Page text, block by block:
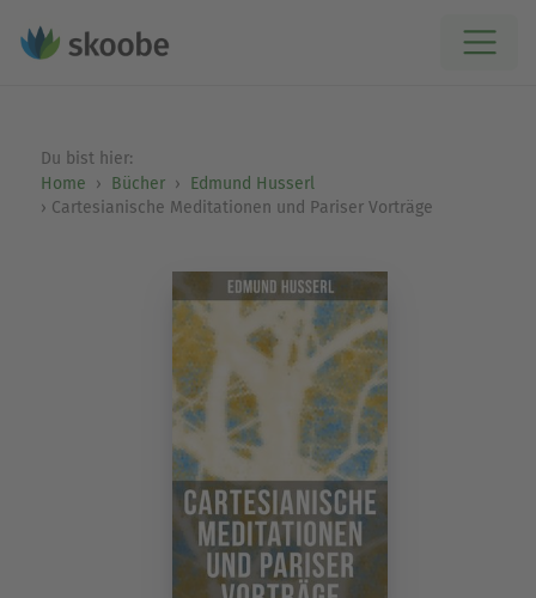
Du bist hier:
Home
Bücher
Edmund Husserl
Cartesianische Meditationen und Pariser Vorträge